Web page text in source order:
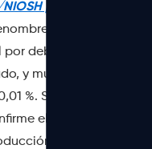
para
controlan el
debajo del 0,05 %
y muchos grados
%. Solicite siempre
el contenido de